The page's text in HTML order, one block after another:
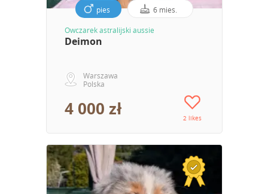
pies 6 mies.
Owczarek astralijski aussie
Deimon
Warszawa
Polska
4 000 zł 2 likes